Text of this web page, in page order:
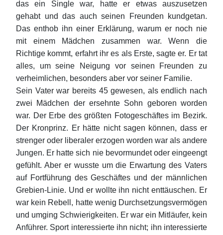
das ein Single war, hatte er etwas auszusetzen
gehabt und das auch seinen Freunden kundgetan.
Das enthob ihn einer Erklärung, warum er noch nie
mit einem Mädchen zusammen war. Wenn die
Richtige kommt, erfahrt ihr es als Erste, sagte er. Er tat
alles, um seine Neigung vor seinen Freunden zu
verheimlichen, besonders aber vor seiner Familie.
Sein Vater war bereits 45 gewesen, als endlich nach
zwei Mädchen der ersehnte Sohn geboren worden
war. Der Erbe des größten Fotogeschäftes im Bezirk.
Der Kronprinz. Er hätte nicht sagen können, dass er
strenger oder liberaler erzogen worden war als andere
Jungen. Er hatte sich nie bevormundet oder eingeengt
gefühlt. Aber er wusste um die Erwartung des Vaters
auf Fortführung des Geschäftes und der männlichen
Grebien-Linie. Und er wollte ihn nicht enttäuschen. Er
war kein Rebell, hatte wenig Durchsetzungsvermögen
und umging Schwierigkeiten. Er war ein Mitläufer, kein
Anführer. Sport interessierte ihn nicht; ihn interessierte